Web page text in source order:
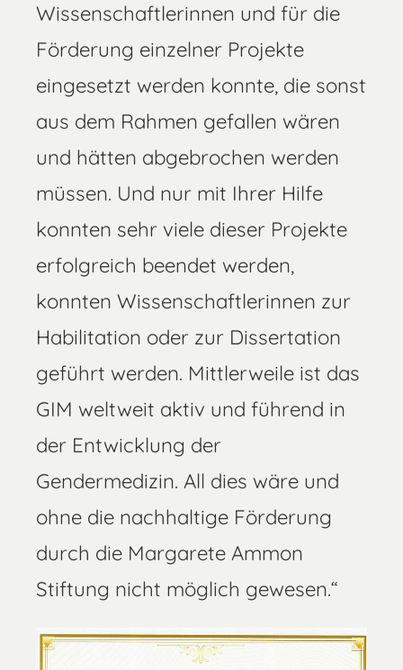
Wissenschaftlerinnen und für die
Förderung einzelner Projekte
eingesetzt werden konnte, die sonst
aus dem Rahmen gefallen wären
und hätten abgebrochen werden
müssen. Und nur mit Ihrer Hilfe
konnten sehr viele dieser Projekte
erfolgreich beendet werden,
konnten Wissenschaftlerinnen zur
Habilitation oder zur Dissertation
geführt werden. Mittlerweile ist das
GIM weltweit aktiv und führend in
der Entwicklung der
Gendermedizin. All dies wäre und
ohne die nachhaltige Förderung
durch die Margarete Ammon
Stiftung nicht möglich gewesen.“